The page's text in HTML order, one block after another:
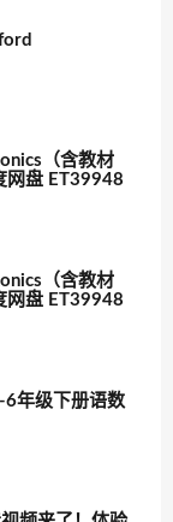
（含教材
网盘 ET39948
（含教材
网盘 ET39948
6年级下册语数